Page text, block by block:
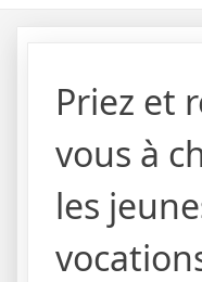
Priez et
vous à
les